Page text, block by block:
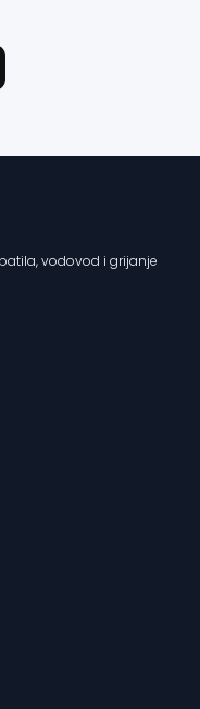
vodovod i grijanje